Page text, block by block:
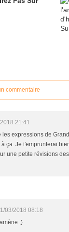
commentaire
21:41
les expressions de
ça. Je t'emprunterai
une petite révisions
03/2018 08:18
;)